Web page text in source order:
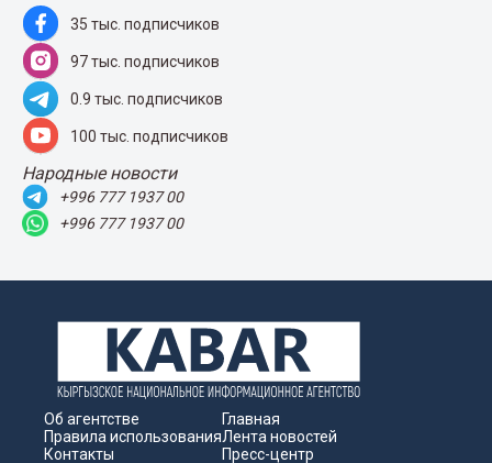
35 тыс. подписчиков
97 тыс. подписчиков
0.9 тыс. подписчиков
100 тыс. подписчиков
Народные новости
+996 777 1937 00
+996 777 1937 00
Об агентстве
Правила использования
Контакты
Главная
Лента новостей
Пресс-центр